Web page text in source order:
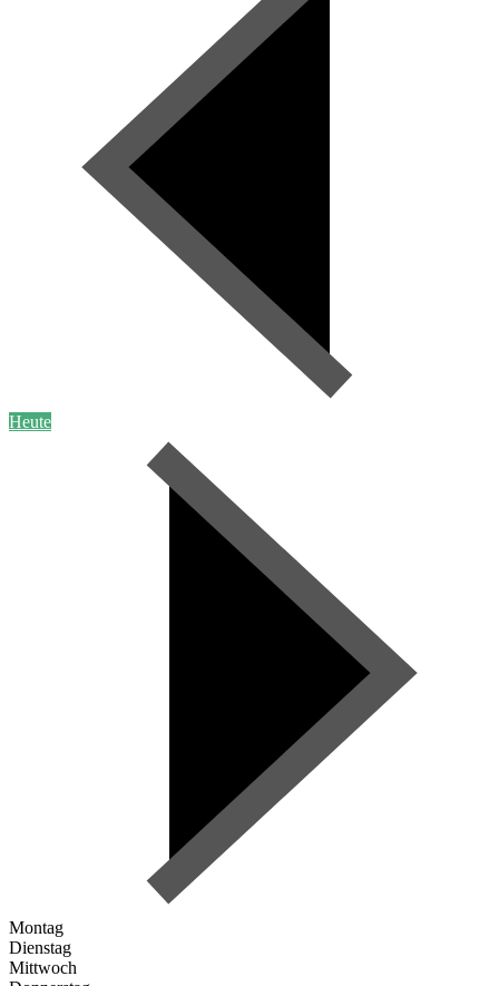
Heute
Montag
Dienstag
Mittwoch